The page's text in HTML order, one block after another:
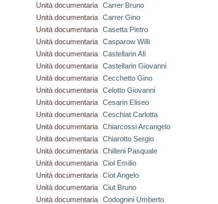
Unità documentaria
Carrer Bruno
Unità documentaria
Carrer Gino
Unità documentaria
Casetta Pietro
Unità documentaria
Casparow Willi
Unità documentaria
Castellarin Alì
Unità documentaria
Castellarin Giovanni
Unità documentaria
Cecchetto Gino
Unità documentaria
Celotto Giovanni
Unità documentaria
Cesarin Eliseo
Unità documentaria
Ceschiat Carlotta
Unità documentaria
Chiarcossi Arcangelo
Unità documentaria
Chiarotto Sergio
Unità documentaria
Chilleni Pasquale
Unità documentaria
Ciol Emilio
Unità documentaria
Ciot Angelo
Unità documentaria
Ciut Bruno
Unità documentaria
Codognini Umberto